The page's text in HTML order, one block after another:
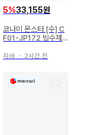
5%33,155원
코나미 몬스터 [수] C
F01-JP172 빙수제
지바 ・ 2시간 전